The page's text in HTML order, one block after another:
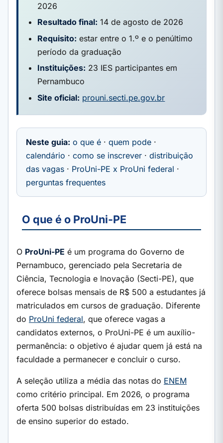
2026
Resultado final: 14 de agosto de 2026
Requisito: estar entre o 1.º e o penúltimo
período da graduação
Instituições: 23 IES participantes em
Pernambuco
Site oficial: prouni.secti.pe.gov.br
Neste guia: o que é· quem pode·
calendário · como se inscrever· distribuição
das vagas· ProUni-PE x ProUni federal ·
perguntas frequentes
O que é o ProUni-PE
O ProUni-PE é um programa do Governo de
Pernambuco, gerenciado pela Secretaria de
Ciência, Tecnologia e Inovação (Secti-PE), que
oferece bolsas mensais de R$ 500 a estudantes já
matriculados em cursos de graduação. Diferente
do ProUni federal, que oferece vagas a
candidatos externos, o ProUni-PE é um auxílio-
permanência: o objetivo é ajudar quem já está na
faculdade a permanecer e concluir o curso.
A seleção utiliza a média das notas do ENEM
como critério principal. Em 2026, o programa
oferta 500 bolsas distribuídas em 23 instituições
de ensino superior do estado.